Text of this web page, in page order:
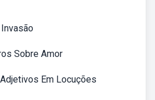
Sobre Amor
Em Locuções